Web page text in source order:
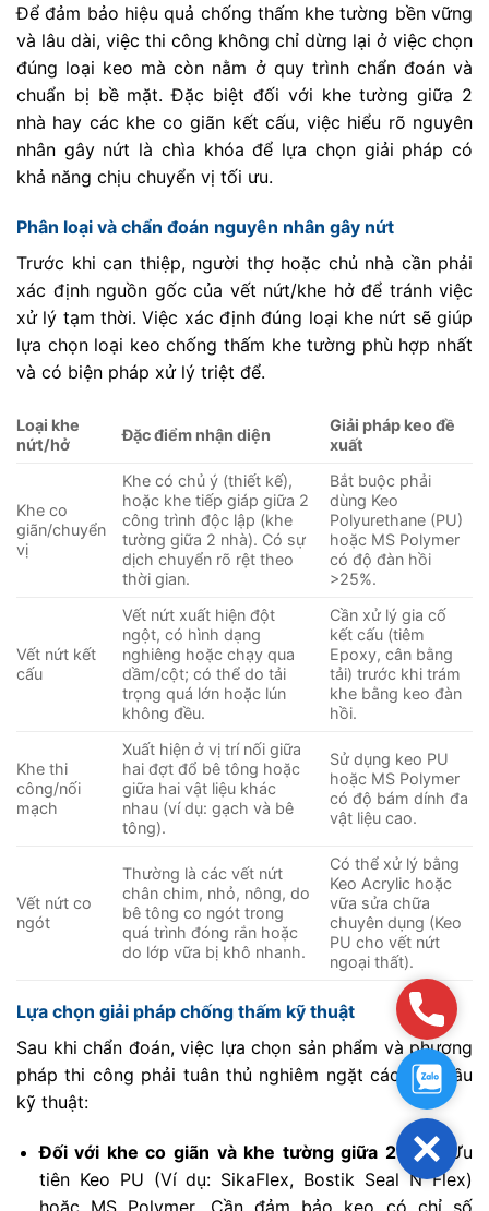
Để đảm bảo hiệu quả chống thấm khe tường bền vững
và lâu dài, việc thi công không chỉ dừng lại ở việc chọn
đúng loại keo mà còn nằm ở quy trình chẩn đoán và
chuẩn bị bề mặt. Đặc biệt đối với khe tường giữa 2
nhà hay các khe co giãn kết cấu, việc hiểu rõ nguyên
nhân gây nứt là chìa khóa để lựa chọn giải pháp có
khả năng chịu chuyển vị tối ưu.
Phân loại và chẩn đoán nguyên nhân gây nứt
Trước khi can thiệp, người thợ hoặc chủ nhà cần phải
xác định nguồn gốc của vết nứt/khe hở để tránh việc
xử lý tạm thời. Việc xác định đúng loại khe nứt sẽ giúp
lựa chọn loại keo chống thấm khe tường phù hợp nhất
và có biện pháp xử lý triệt để.
Loại khe
nứt/hở
Đặc điểm nhận diện
Giải pháp keo đề
xuất
Khe co
giãn/chuyển
vị
Khe có chủ ý (thiết kế),
hoặc khe tiếp giáp giữa 2
công trình độc lập (khe
tường giữa 2 nhà). Có sự
dịch chuyển rõ rệt theo
thời gian.
Bắt buộc phải
dùng Keo
Polyurethane (PU)
hoặc MS Polymer
có độ đàn hồi
>25%.
Vết nứt kết
cấu
Vết nứt xuất hiện đột
ngột, có hình dạng
nghiêng hoặc chạy qua
dầm/cột; có thể do tải
trọng quá lớn hoặc lún
không đều.
Cần xử lý gia cố
kết cấu (tiêm
Epoxy, cân bằng
tải) trước khi trám
khe bằng keo đàn
hồi.
Khe thi
công/nối
mạch
Xuất hiện ở vị trí nối giữa
hai đợt đổ bê tông hoặc
giữa hai vật liệu khác
nhau (ví dụ: gạch và bê
tông).
Sử dụng keo PU
hoặc MS Polymer
có độ bám dính đa
vật liệu cao.
Vết nứt co
ngót
Thường là các vết nứt
chân chim, nhỏ, nông, do
bê tông co ngót trong
quá trình đóng rắn hoặc
do lớp vữa bị khô nhanh.
Có thể xử lý bằng
Keo Acrylic hoặc
vữa sửa chữa
chuyên dụng (Keo
PU cho vết nứt
ngoại thất).
Lựa chọn giải pháp chống thấm kỹ thuật
Sau khi chẩn đoán, việc lựa chọn sản phẩm và phương
pháp thi công phải tuân thủ nghiêm ngặt các yêu cầu
kỹ thuật:
Đối với khe co giãn và khe tường giữa 2 nhà: Ưu
tiên Keo PU (Ví dụ: SikaFlex, Bostik Seal N Flex)
Close